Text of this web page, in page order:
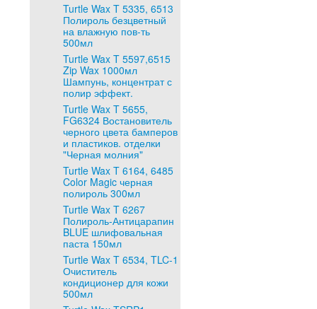
Turtle Wax T 5335, 6513
Полироль безцветный
на влажную пов-ть
500мл
Turtle Wax T 5597,6515
Zip Wax 1000мл
Шампунь, концентрат с
полир эффект.
Turtle Wax T 5655,
FG6324 Востановитель
черного цвета бамперов
и пластиков. отделки
"Черная молния"
Turtle Wax T 6164, 6485
Color Magic черная
полироль 300мл
Turtle Wax T 6267
Полироль-Антицарапин
BLUE шлифовальная
паста 150мл
Turtle Wax T 6534, TLC-1
Очиститель
кондиционер для кожи
500мл